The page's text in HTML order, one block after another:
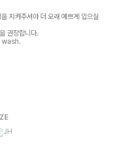
지켜주셔야 더 오래 예쁘게 입으실
권장합니다.